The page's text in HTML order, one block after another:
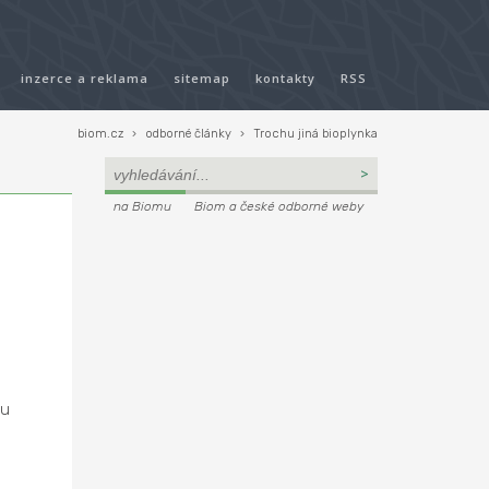
inzerce a reklama sitemap kontakty RSS
biom.cz › odborné články › Trochu jiná bioplynka
na Biomu Biom a české odborné weby